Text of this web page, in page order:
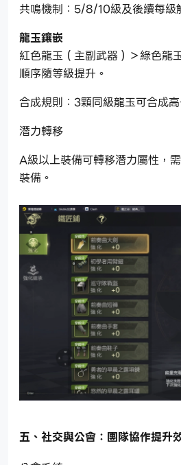
共鳴機制：5/8/10級及後續每級
龍玉鑲嵌
紅色龍玉（主副武器）＞綠色龍
順序隨等級提升。
合成規則：3顆同級龍玉可合成
潛力轉移
A級以上裝備可轉移潛力屬性，
裝備。
五、社交與公會：團隊協作提升